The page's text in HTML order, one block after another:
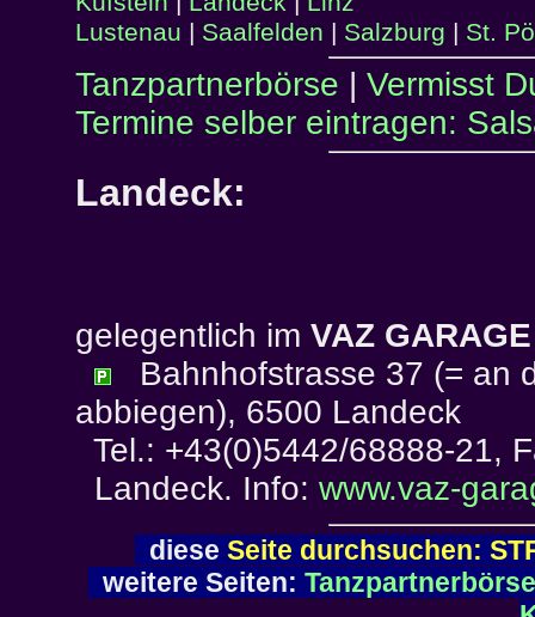
Lustenau | Saalfelden | Salzburg | St.
Tanzpartnerbörse | Vermisst
Termine selber eintragen:
Landeck:
gelegentlich im VAZ GARAGE
Bahnhofstrasse 37 (= an
abbiegen), 6500 Landeck
Tel.: +43(0)5442/68888-21,
Landeck. Info: www.vaz-
diese Seite durchsuchen:
weitere Seiten: Tanzpartnerbörse